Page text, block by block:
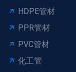
HDPE管材
PPR管材
PVC管材
化工管